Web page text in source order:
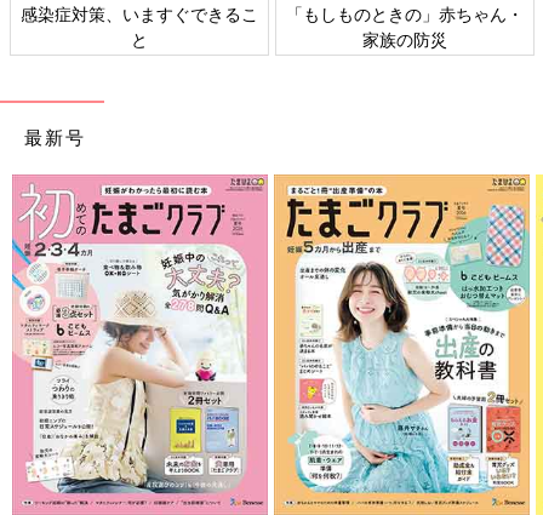
感染症対策、いますぐできるこ
と
「もしものときの」赤ちゃん・
家族の防災
最新号